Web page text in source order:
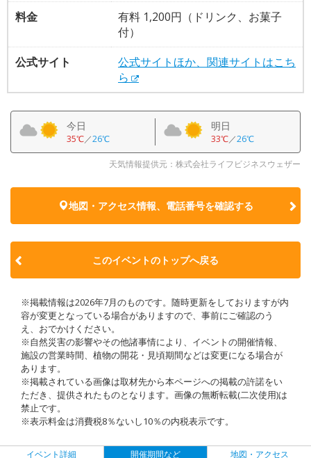
料金
有料 1,200円（ドリンク、お菓子
付）
公式サイト
公式サイトほか、関連サイトはこち
ら
今日
35℃／26℃
明日
33℃／26℃
天気情報提供元：株式会社ライフビジネスウェザー
地図・アクセス情報、電話番号を確認する
このイベントのトップへ戻る
※掲載情報は2026年7月のものです。随時更新をしておりますが内
容が変更となっている場合がありますので、事前にご確認のう
え、おでかけください。
※自然災害の影響やその他諸事情により、イベントの開催情報、
施設の営業時間、植物の開花・見頃期間などは変更になる場合が
あります。
※掲載されている画像は取材先から本ページへの掲載の許諾をい
ただき、提供されたものとなります。画像の無断転載(二次使用)は
禁止です。
※表示料金は消費税8％ないし10％の内税表示です。
イベント詳細
開催期間など 地図・アクセス